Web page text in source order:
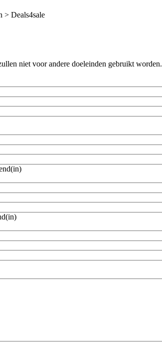
> Deals4sale
niet voor andere doeleinden gebruikt worden.